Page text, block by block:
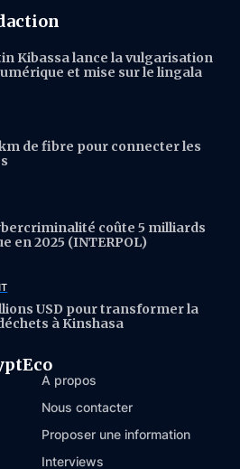
Kibassa lance la vulgarisation
et mise sur le lingala
km de fibre pour connecter les
coûte 5 milliards
en 2025 (INTERPOL)
USD pour transformer la
à Kinshasa
À propos
Nous contacter
Proposer une information
Interviews